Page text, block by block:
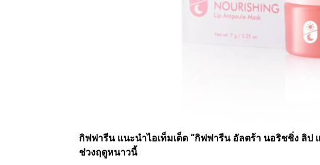
กิฟฟารีน แนะนำไอเท็มเด็ด “กิฟฟารีน อัลตร้า นอริชชิ่ง ลิ
ช่วงฤดูหนาวนี้